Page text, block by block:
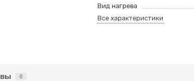
Вид нагрева
Все характеристики
0